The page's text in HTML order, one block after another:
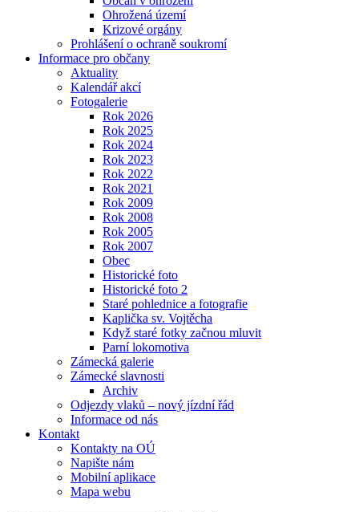
Ohrožená území
Krizové orgány
Prohlášení o ochraně soukromí
Informace pro občany
Aktuality
Kalendář akcí
Fotogalerie
Rok 2026
Rok 2025
Rok 2024
Rok 2023
Rok 2022
Rok 2021
Rok 2009
Rok 2008
Rok 2005
Rok 2007
Obec
Historické foto
Historické foto 2
Staré pohlednice a fotografie
Kaplička sv. Vojtěcha
Když staré fotky začnou mluvit
Parní lokomotiva
Zámecká galerie
Zámecké slavnosti
Archiv
Odjezdy vlaků – nový jízdní řád
Informace od nás
Kontakt
Kontakty na OÚ
Napište nám
Mobilní aplikace
Mapa webu